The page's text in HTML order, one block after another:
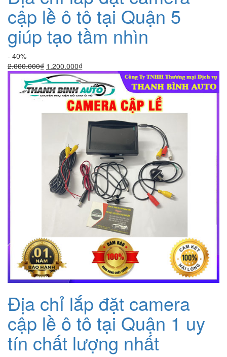
cập lề ô tô tại Quận 5
giúp tạo tầm nhìn
- 40%
2.000.000₫ Giá
gốc
là:
2.000.000₫.
1.200.000₫Giá
hiện
tại
là:
1.200.000₫.
Địa chỉ lắp đặt camera
cập lề ô tô tại Quận 1 uy
tín chất lượng nhất